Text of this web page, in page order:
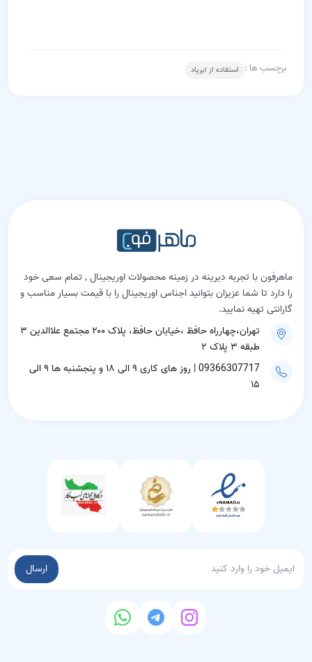
برچسب ها : استفاده از ایرپاد
ماهرفون با تجربه دیرینه در زمینه محصولات اوریجینال , تمام سعی خود
را دارد تا شما عزیزان بتوانید اجناس اوریجینال را با قیمت بسیار مناسب و
گارانتی تهیه نمایید.
تهران،چهارراه حافظ ،خیابان حافظ، پلاک ۲۰۰ مجتمع علاالدین ۳
طبقه ۳ پلاک ۲
09366307717 | روز های کاری ۹ الی ۱۸ و پنجشنبه ها ۹ الی
۱۵
ارسال